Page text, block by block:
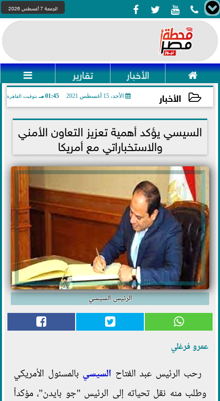
    الجمعة 7 أغسطس 2026
 الأخبار تقارير 
الأخبار الأحد، 15 أغسطس 2021 01:45 مـ بتوقيت القاهرة
2021-08-15 13:45:42
السيسي يؤكد أهمية تعزيز التعاون الأمني
والاستخباراتي مع أمريكا
الرئيس السيسي
عمرو فرغلي
رحب الرئيس عبد الفتاح السيسي بالمسئول الأمريكي
وطلب منه نقل تحياته إلى الرئيس "جو بايدن"، مؤكداً